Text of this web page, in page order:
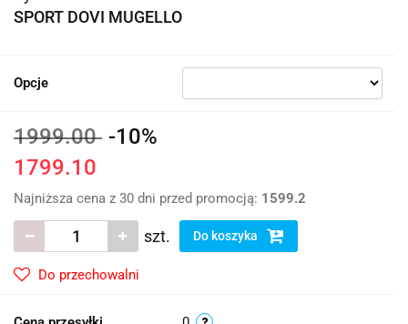
SPORT DOVI MUGELLO
Opcje
1999.00 -10%
1799.10
Najniższa cena z 30 dni przed promocją: 1599.2
szt. Do koszyka
Do przechowalni